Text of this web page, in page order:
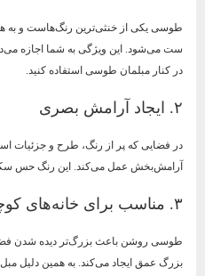
طوسی یکی از خنثی‌ترین رنگ‌هاست و به
ست می‌شود. این ویژگی به شما اجازه
در کنار مبلمان طوسی استفاده کنید.
۲. ایجاد آرامش بصری
در فضایی که پر از رنگ، طرح و جزئیات
آرامش‌بخش عمل می‌کند. این رنگ حس
۳. مناسب برای خانه‌های کوچک و بزرگ
طوسی روشن باعث بزرگ‌تر دیده شدن فضا
بزرگ عمق ایجاد می‌کند. به همین دلیل